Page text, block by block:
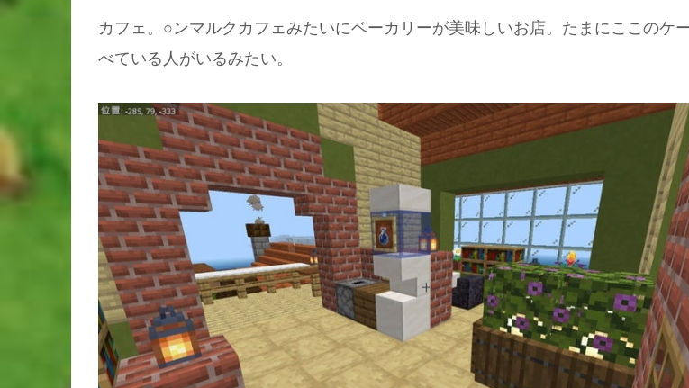
カフェ。○ンマルクカフェみたいにベーカリーが美味しいお店。たまにここのケ
べている人がいるみたい。